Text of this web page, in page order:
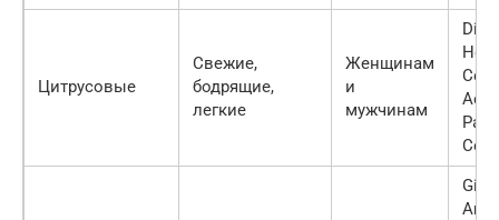
Цитрусовые
Свежие,
бодрящие,
легкие
Женщинам
и
мужчинам
Dior